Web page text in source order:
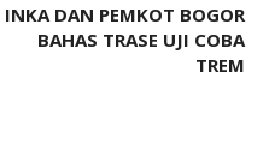
INKA DAN PEMKOT BOGOR
BAHAS TRASE UJI COBA
TREM